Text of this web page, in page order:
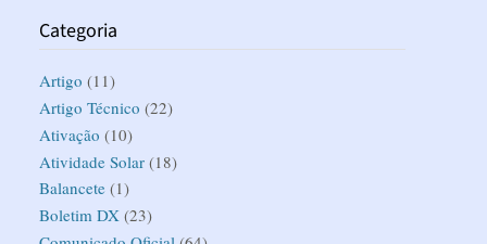
Categoria
Artigo (11)
Artigo Técnico (22)
Ativação (10)
Atividade Solar (18)
Balancete (1)
Boletim DX (23)